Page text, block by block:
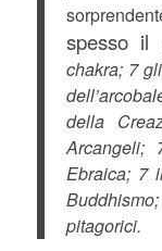
spesso il
chakra; 7
della
Arcangeli;
Ebraica; 7
pitagorici.